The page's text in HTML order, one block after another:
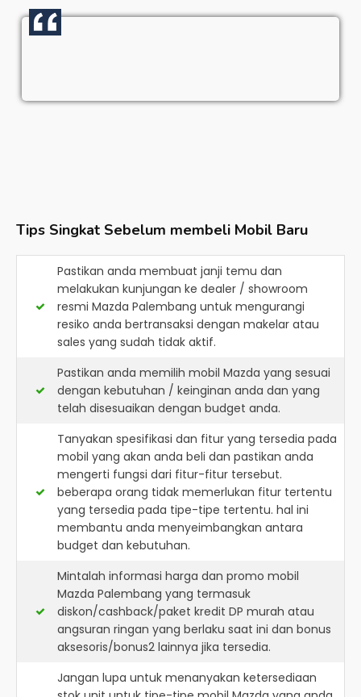
Tips Singkat Sebelum membeli Mobil Baru
Pastikan anda membuat janji temu dan
melakukan kunjungan ke dealer / showroom
resmi Mazda Palembang untuk mengurangi
resiko anda bertransaksi dengan makelar atau
sales yang sudah tidak aktif.
Pastikan anda memilih mobil Mazda yang sesuai
dengan kebutuhan / keinginan anda dan yang
telah disesuaikan dengan budget anda.
Tanyakan spesifikasi dan fitur yang tersedia pada
mobil yang akan anda beli dan pastikan anda
mengerti fungsi dari fitur-fitur tersebut.
beberapa orang tidak memerlukan fitur tertentu
yang tersedia pada tipe-tipe tertentu. hal ini
membantu anda menyeimbangkan antara
budget dan kebutuhan.
Mintalah informasi harga dan promo mobil
Mazda Palembang yang termasuk
diskon/cashback/paket kredit DP murah atau
angsuran ringan yang berlaku saat ini dan bonus
aksesoris/bonus2 lainnya jika tersedia.
Jangan lupa untuk menanyakan ketersediaan